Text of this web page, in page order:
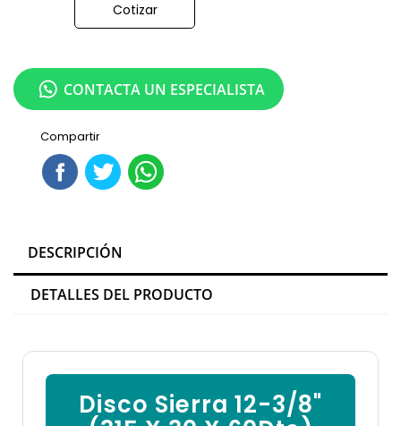
Cotizar
Compartir
CONTACTA UN ESPECIALISTA
DESCRIPCIÓN
DETALLES DEL PRODUCTO
Disco Sierra 12-3/8"